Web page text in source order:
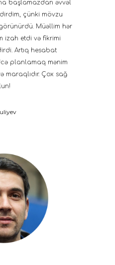
başlamazdan əvvəl
çünki mövzu
Müəllim hər
izah etdi və fikrimi
Artıq hesabat
planlamaq mənim
maraqlıdır. Çox sağ